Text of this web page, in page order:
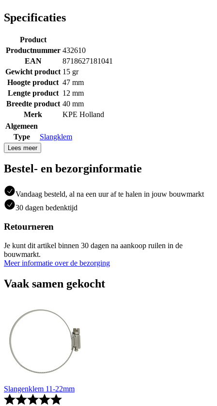
Specificaties
Product
Productnummer 432610
EAN
8718627181041
Gewicht product 15 gr
Hoogte product 47 mm
Lengte product 12 mm
Breedte product 40 mm
Merk
KPE Holland
Algemeen
Type
Slangklem
Lees meer
Bestel- en bezorginformatie
Vandaag besteld, al na een uur af te halen in jouw bouwmarkt
30 dagen bedenktijd
Retourneren
Je kunt dit artikel binnen 30 dagen na aankoop ruilen in de
bouwmarkt.
Meer informatie over de bezorging
Vaak samen gekocht
Slangenklem 11-22mm